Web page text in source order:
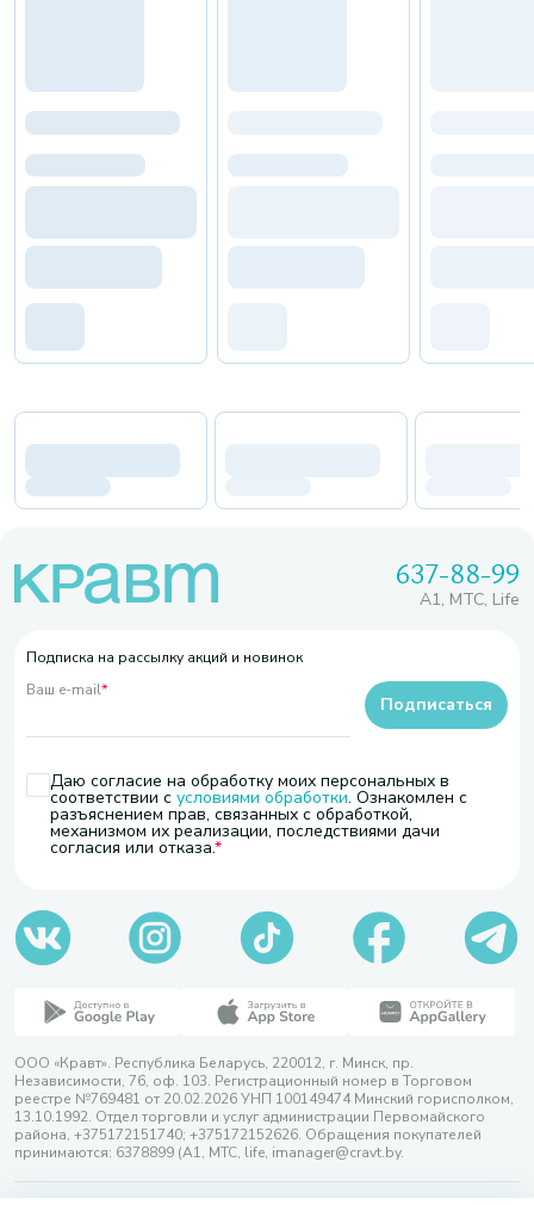
637-88-99
A1, МТС, Life
Подписка на рассылку акций и новинок
Ваш e-mail*
Даю согласие на обработку моих персональных в
соответствии с условиями обработки. Ознакомлен с
разъяснением прав, связанных с обработкой,
механизмом их реализации, последствиями дачи
согласия или отказа.
Подписаться
ООО «Кравт». Республика Беларусь, 220012, г. Минск, пр.
Независимости, 76, оф. 103. Регистрационный номер в Торговом
реестре №769481 от 20.02.2026 УНП 100149474 Минский горисполком,
13.10.1992. Отдел торговли и услуг администрации Первомайского
района, +375172151740; +375172152626. Обращения покупателей
принимаются: 6378899 (А1, МТС, life, imanager@cravt.by.